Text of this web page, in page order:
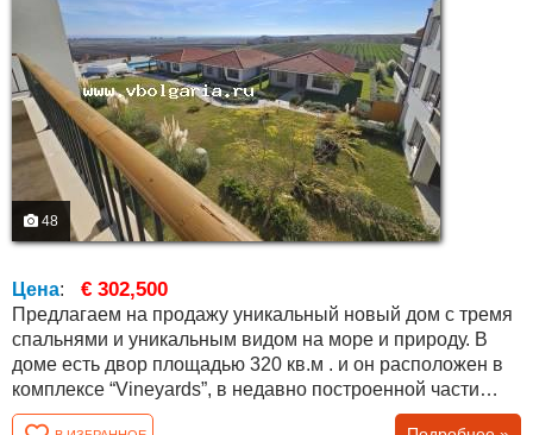
48
Цена: € 302,500
Предлагаем на продажу уникальный новый дом с тремя
спальнями и уникальным видом на море и природу. В
доме есть двор площадью 320 кв.м . и он расположен в
комплексе “Vineyards”, в недавно построенной части
“Panorama Vineyards”. Общая площадь дома составляет